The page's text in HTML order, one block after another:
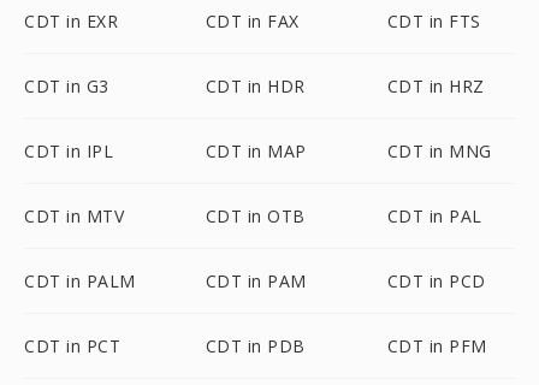
CDT in EXR CDT in FAX CDT in FTS
CDT in G3 CDT in HDR CDT in HRZ
CDT in IPL CDT in MAP CDT in MNG
CDT in MTV CDT in OTB CDT in PAL
CDT in PALM CDT in PAM CDT in PCD
CDT in PCT CDT in PDB CDT in PFM